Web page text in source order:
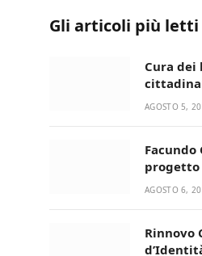
Gli articoli più letti
Cura dei
online
AGOSTO 5,
Facundo
progetto
Soccer
AGOSTO 6,
Rinnovo